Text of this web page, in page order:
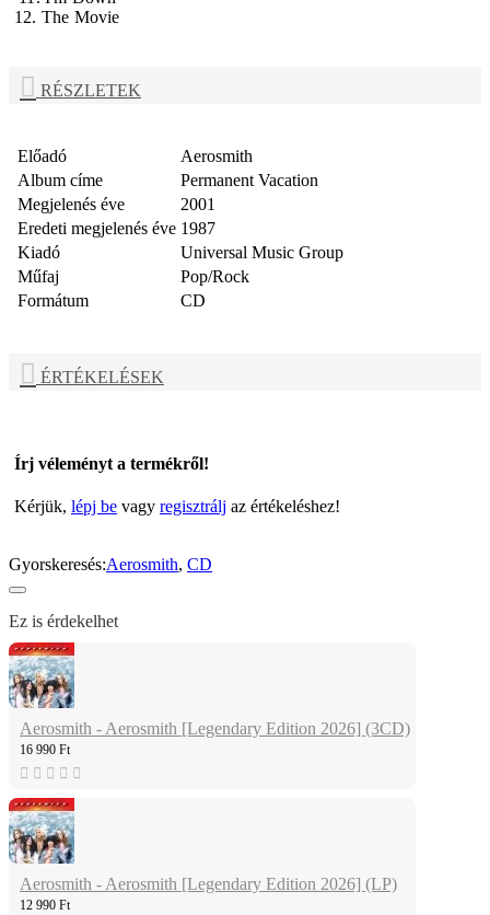
12. The Movie
RÉSZLETEK
Előadó
Aerosmith
Album címe
Permanent Vacation
Megjelenés éve
2001
Eredeti megjelenés éve 1987
Kiadó
Universal Music Group
Műfaj
Pop/Rock
Formátum
CD
ÉRTÉKELÉSEK
Írj véleményt a termékről!
Kérjük, lépj be vagy regisztrálj az értékeléshez!
Gyorskeresés:Aerosmith, CD
Ez is érdekelhet
Aerosmith - Aerosmith [Legendary Edition 2026] (3CD)
16 990 Ft
Aerosmith - Aerosmith [Legendary Edition 2026] (LP)
12 990 Ft